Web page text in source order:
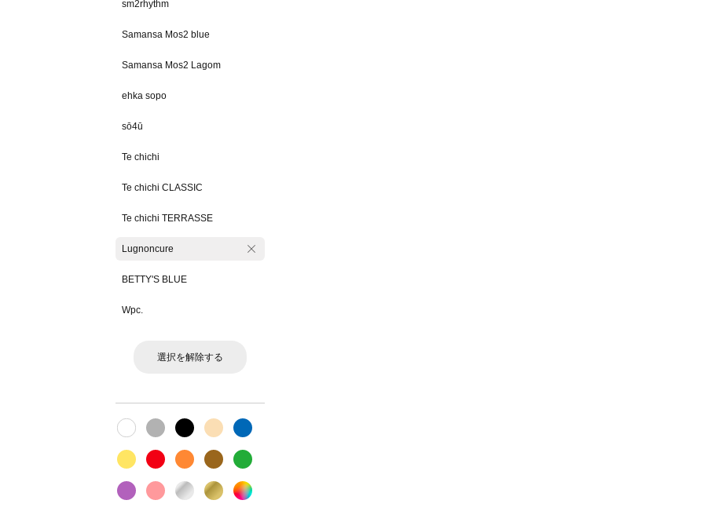
sm2rhythm
Samansa Mos2 blue
Samansa Mos2 Lagom
ehka sopo
sō4ū
Te chichi
Te chichi CLASSIC
Te chichi TERRASSE
Lugnoncure
BETTY'S BLUE
Wpc.
選択を解除する